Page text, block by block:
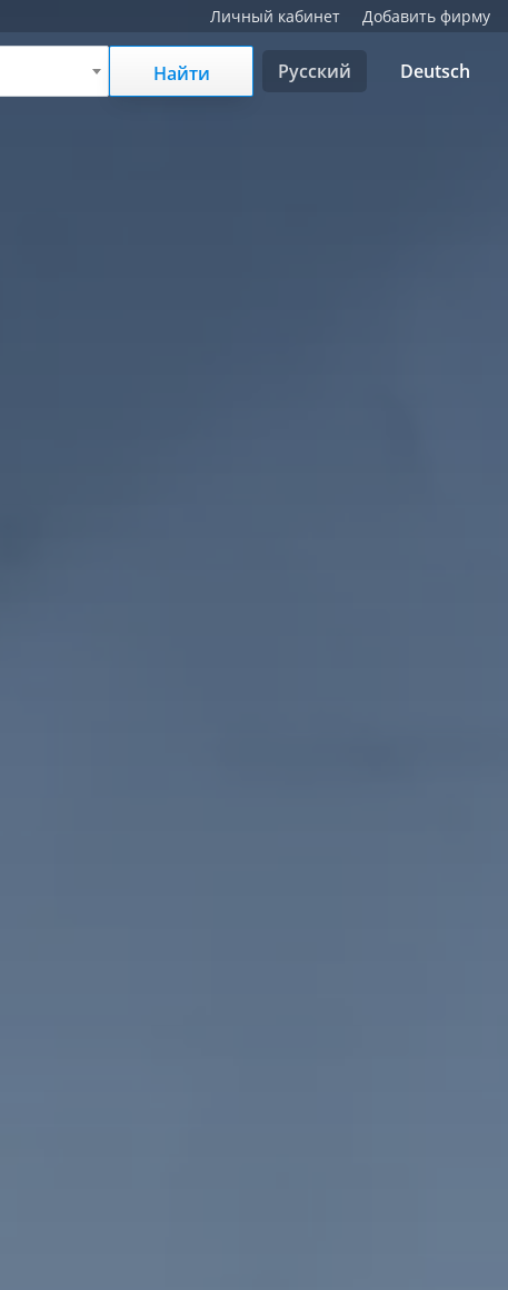
Личный кабинет Добавить фирму
Найти Русский Deutsch